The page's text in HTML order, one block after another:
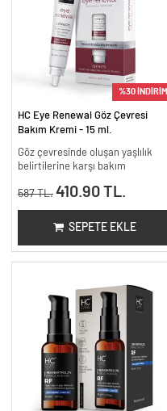
%30 İNDİRİM
HC Eye Renewal Göz Çevresi
Bakım Kremi - 15 ml.
Göz çevresinde oluşan yaşlılık
belirtilerine karşı bakım
587 TL. 410.90 TL.
SEPETE EKLE